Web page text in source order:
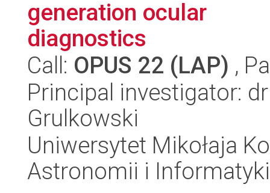
generation ocular
diagnostics
Call: OPUS 22 (LAP) ,
Principal investigator:
Grulkowski
Uniwersytet Mikołaja
Astronomii i